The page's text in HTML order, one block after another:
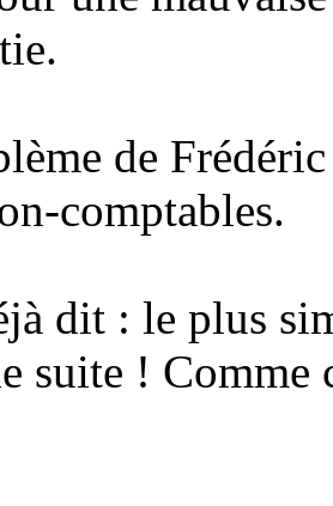
de
comptables.
dit : le plus
suite !